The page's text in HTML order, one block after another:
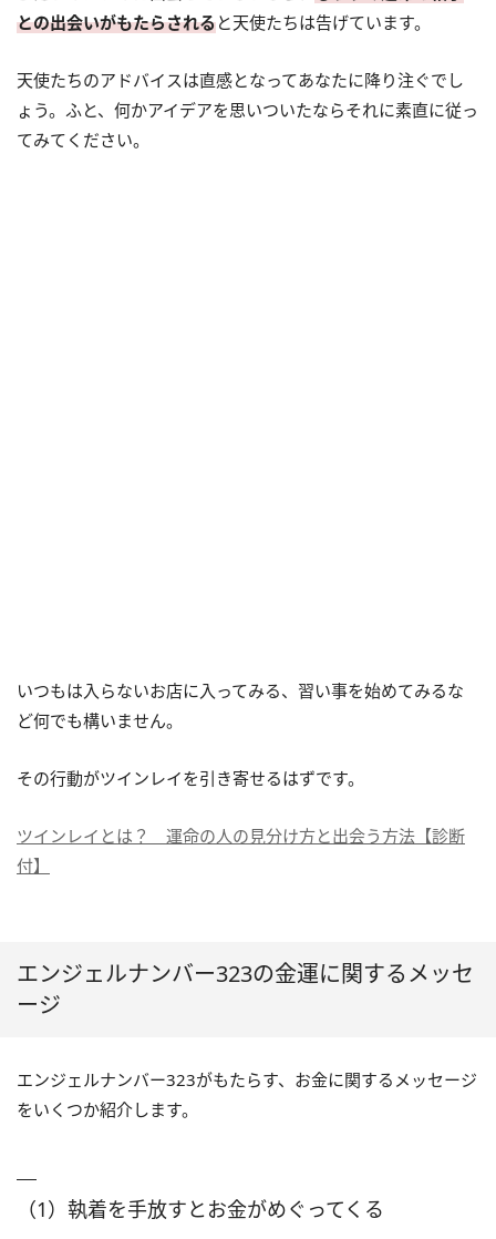
との出会いがもたらされると天使たちは告げています。
天使たちのアドバイスは直感となってあなたに降り注ぐでし
ょう。ふと、何かアイデアを思いついたならそれに素直に従っ
てみてください。
いつもは入らないお店に入ってみる、習い事を始めてみるな
ど何でも構いません。
その行動がツインレイを引き寄せるはずです。
ツインレイとは？ 運命の人の見分け方と出会う方法【診断
付】
エンジェルナンバー323の金運に関するメッセ
ージ
エンジェルナンバー323がもたらす、お金に関するメッセージ
をいくつか紹介します。
（1）執着を手放すとお金がめぐってくる